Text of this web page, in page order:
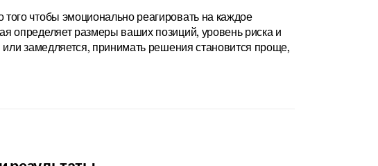
чтобы эмоционально реагировать на каждое
определяет размеры ваших позиций, уровень риска и
или замедляется, принимать решения становится проще,